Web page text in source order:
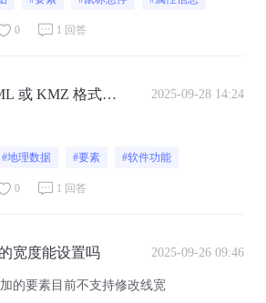
0 1 回答
或 KMZ 格式的
2025-09-28 14:24
#地理数据 #要素 #软件功能
0 1 回答
宽度能设置吗 2025-09-26 09:46
的要素目前不支持修改线宽